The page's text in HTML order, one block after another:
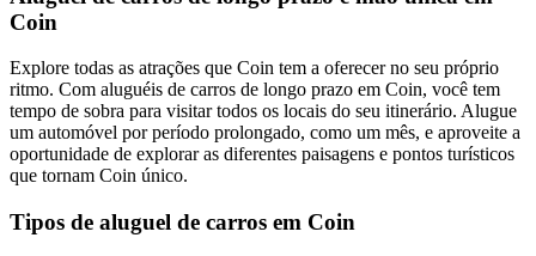
Coin
Explore todas as atrações que Coin tem a oferecer no seu próprio
ritmo. Com aluguéis de carros de longo prazo em Coin, você tem
tempo de sobra para visitar todos os locais do seu itinerário. Alugue
um automóvel por período prolongado, como um mês, e aproveite a
oportunidade de explorar as diferentes paisagens e pontos turísticos
que tornam Coin único.
Tipos de aluguel de carros em Coin